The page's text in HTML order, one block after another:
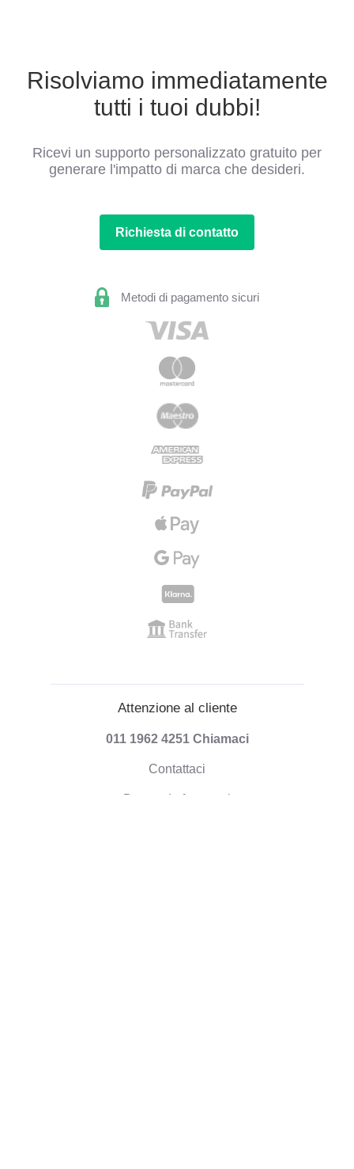
Risolviamo immediatamente
tutti i tuoi dubbi!
Ricevi un supporto personalizzato gratuito per
generare l'impatto di marca che desideri.
Richiesta di contatto
Metodi di pagamento sicuri
Attenzione al cliente
011 1962 4251 Chiamaci
Contattaci
Domande frequenti